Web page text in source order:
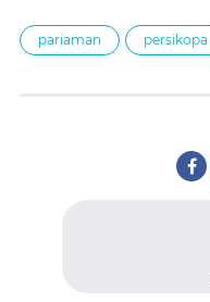
pariaman persikopa